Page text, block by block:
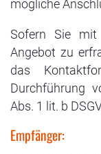
mögliche
Sofern Sie
Angebot zu
das
Durchführung
Abs. 1 lit. b
Empfänger: